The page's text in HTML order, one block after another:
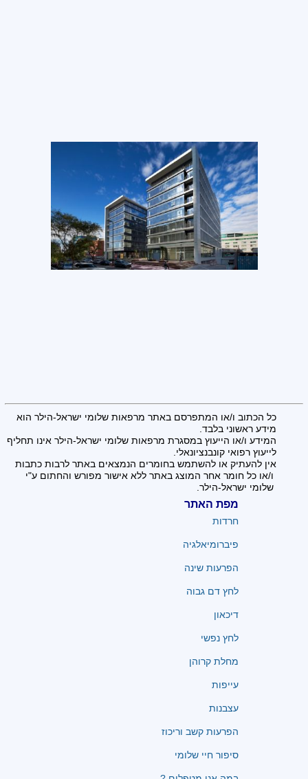
כל הכתוב ו/או המתפרסם באתר מרפאות שלומי ישראל-הילר הוא
מידע ראשוני בלבד.
המידע ו/או הייעוץ במסגרת מרפאות שלומי ישראל-הילר אינו תחליף
לייעוץ רפואי קונבנציונאלי.
אין להעתיק או להשתמש בחומרים הנמצאים באתר לרבות כתבות
ו/או כל חומר אחר המוצג באתר ללא אישור מפורש והחתום ע"י
שלומי ישראל-הילר.
מפת האתר
חרדות
פיברומיאלגיה
הפרעות שינה
לחץ דם גבוה
דיכאון
לחץ נפשי
מחלת קרוהן
עייפות
עצבנות
הפרעות קשב וריכוז
סיפור חיי שלומי